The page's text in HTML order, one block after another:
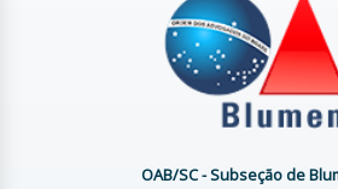
OAB/SC - Subseção de